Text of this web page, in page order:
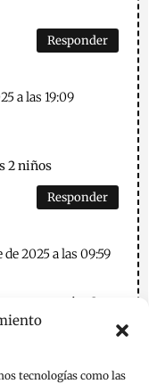
tecnologías como las
Responder
a las 19:09
2 niños
Responder
2025 a las 09:59
comentario. Que
amena esta
de plátano.
Responder